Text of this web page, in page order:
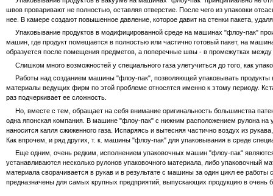
швов проваривают не полностью, оставляя отверстие. После чего из упаковки
нее. В камере создают повышенное давление, которое давит на стенки пакета,
Упаковывание продуктов в модифицированной среде на машинах "флоу-пак"
машин, где продукт помещается в полностью или частично готовый пакет, на
образуется после помещения предметов, а поперечные швы - в промежутках
Слишком много возможностей у специального газа улетучиться до того, как
Работы над созданием машины "флоу-пак", позволяющей упаковывать продукты
материалы ведущих фирм по этой проблеме относятся именно к этому периоду.
раз подчеркивает ее сложность.
Но, вместе с тем, обращает на себя внимание оригинальность большинства
одна японская компания. В машине "флоу-пак" с нижним расположением рулона
наносится капля сжиженного газа. Испаряясь и вытесняя частично воздух из
Как впрочем, и ряд других, т. к. машины "флоу-пак" для упаковывания в среде
Еще одним, очень редким, исполнением упаковочных машин "флоу-пак"
устанавливаются несколько рулонов упаковочного материала, либо упаковочный
материала сворачивается в рукав и в результате с машины за один цикл ее
предназначены для самых крупных предприятий, выпускающих продукцию в очень